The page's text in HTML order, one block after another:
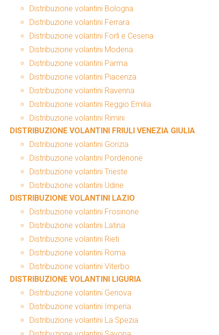
Distribuzione volantini Bologna
Distribuzione volantini Ferrara
Distribuzione volantini Forlì e Cesena
Distribuzione volantini Modena
Distribuzione volantini Parma
Distribuzione volantini Piacenza
Distribuzione volantini Ravenna
Distribuzione volantini Reggio Emilia
Distribuzione volantini Rimini
DISTRIBUZIONE VOLANTINI FRIULI VENEZIA GIULIA
Distribuzione volantini Gorizia
Distribuzione volantini Pordenone
Distribuzione volantini Trieste
Distribuzione volantini Udine
DISTRIBUZIONE VOLANTINI LAZIO
Distribuzione volantini Frosinone
Distribuzione volantini Latina
Distribuzione volantini Rieti
Distribuzione volantini Roma
Distribuzione volantini Viterbo
DISTRIBUZIONE VOLANTINI LIGURIA
Distribuzione volantini Genova
Distribuzione volantini Imperia
Distribuzione volantini La Spezia